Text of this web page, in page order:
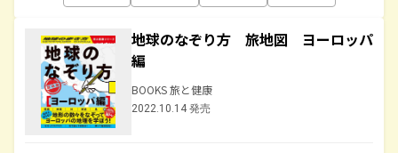
地球のなぞり方 旅地図 ヨーロッパ
編
BOOKS 旅と健康
2022.10.14 発売